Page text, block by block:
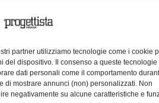
partner utilizziamo tecnologie come i cookie
del dispositivo. Il consenso a queste tecnologie
dati personali come il comportamento
di mostrare annunci (non) personalizzati. Non
negativamente su alcune caratteristiche e